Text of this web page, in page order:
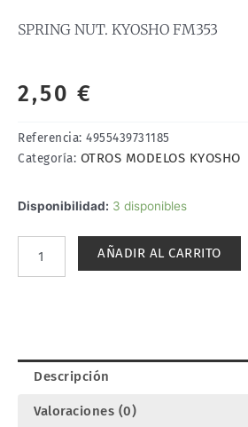
SPRING NUT. KYOSHO FM353
2,50 €
Referencia: 4955439731185
Categoría: OTROS MODELOS KYOSHO
Disponibilidad: 3 disponibles
SPRING
FM353
AÑADIR AL CARRITO
Descripción
Valoraciones (0)